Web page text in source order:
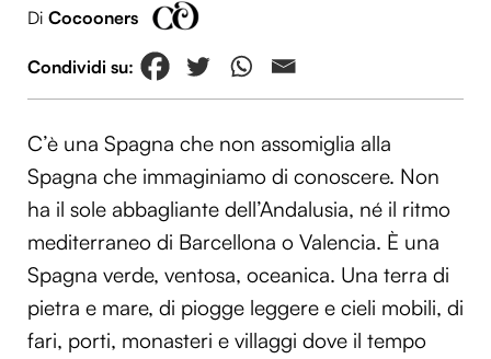
Di Cocooners
C’è una Spagna che non assomiglia alla
Spagna che immaginiamo di conoscere. Non
ha il sole abbagliante dell’Andalusia, né il ritmo
mediterraneo di Barcellona o Valencia. È una
Spagna verde, ventosa, oceanica. Una terra di
pietra e mare, di piogge leggere e cieli mobili, di
fari, porti, monasteri e villaggi dove il tempo